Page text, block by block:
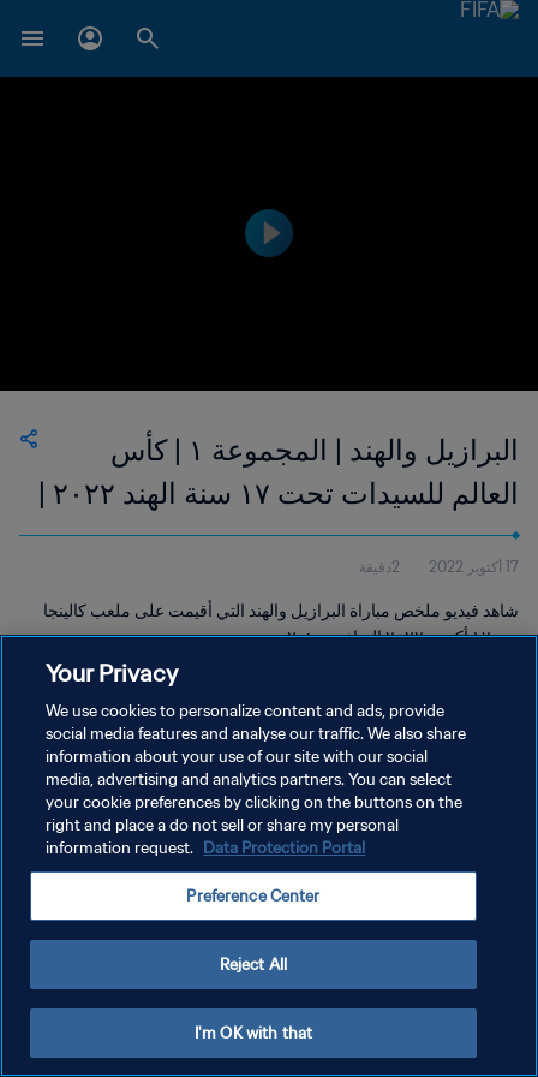
البرازيل والهند | المجموعة ١ | كأس
العالم للسيدات تحت ١٧ سنة الهند ٢٠٢٢ |
فيديو ملخص
17 أكتوبر 2022 2دقيقة
شاهد فيديو ملخص مباراة البرازيل والهند التي أقيمت على ملعب كالينجا
يوم ١٧ أكتوبر ٢٠٢٢ الساعة ٢٠:٠٠
سياسة الخصوصية
إدارة تفضيلات ملفات تعريف الارتباط
Your Privacy
We use cookies to personalize content and ads, provide
social media features and analyse our traffic. We also share
information about your use of our site with our social
media, advertising and analytics partners. You can select
your cookie preferences by clicking on the buttons on the
right and place a do not sell or share my personal
information request. Data Protection Portal
Preference Center
Reject All
I'm OK with that